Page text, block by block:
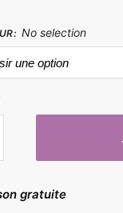
: No selection
gratuite